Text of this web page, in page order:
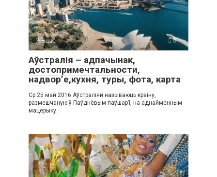
Жыццё 0
Аўстралія – ​​адпачынак,
достопримечтальности,
надвор’е,кухня, туры, фота, карта
Ср 25 май 2016 Аўстраліяй называюць краіну,
размешчаную ў Паўднёвым паўшар’і, на аднайменным
мацерыку.